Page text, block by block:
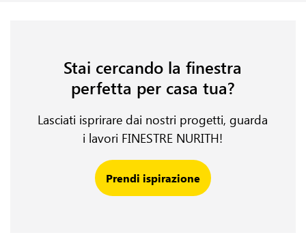
Stai cercando la finestra
perfetta per casa tua?
Lasciati isprirare dai nostri progetti, guarda
i lavori FINESTRE NURITH!
Prendi ispirazione